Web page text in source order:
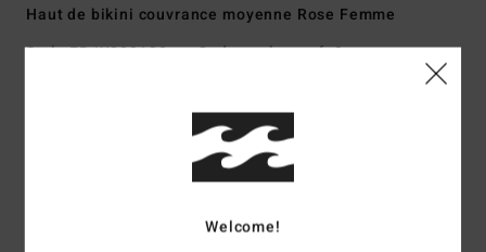
Haut de bikini couvrance moyenne Rose Femme
StyleEBJX300120 Code couleurmfq0
Collection Tanlines
matière Tanlines 91% polyester recyclé, 9%
forme débardeurWelcome!